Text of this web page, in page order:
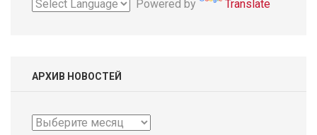
Powered by Translate
АРХИВ НОВОСТЕЙ
Архив